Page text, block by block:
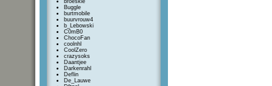
broeskie
Buggle
burtmobile
buurvrouw4
b_Lebowski
C0mB0
ChocoFan
coolnhl
CoolZero
crazysoks
Daantjee
Darkenrahl
Deflin
De_Lauwe